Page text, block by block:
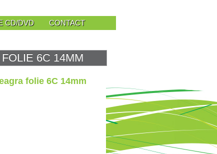
CD/DVD CONTACT
6C 14MM
folie 6C 14mm